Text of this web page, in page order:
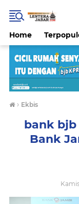
Home
› Ekbis
bank bjb
Bank